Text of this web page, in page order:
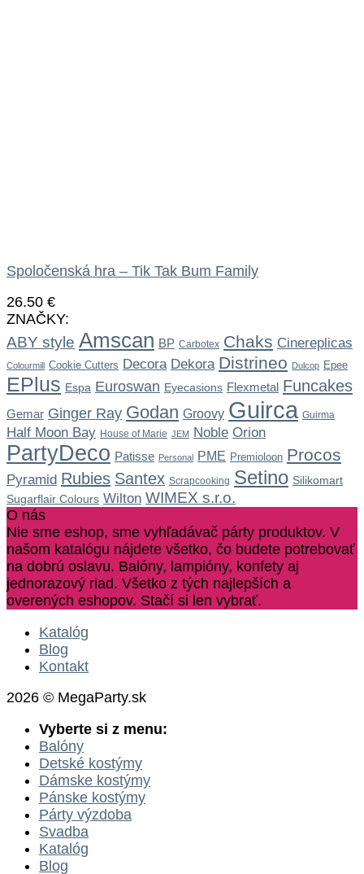
Spoločenská hra – Tik Tak Bum Family
26.50 €
ZNAČKY:
ABY style Amscan BP Carbotex Chaks Cinereplicas
Colourmill Cookie Cutters Decora Dekora Distrineo Dulcop Epee
EPlus Espa Euroswan Eyecasions Flexmetal Funcakes
Gemar Ginger Ray Godan Groovy Guirca Guirma
Half Moon Bay House of Marie JEM Noble Orion
PartyDeco Patisse Personal PME Premioloon Procos
Pyramid Rubies Santex Scrapcooking Setino Silikomart
Sugarflair Colours Wilton WIMEX s.r.o.
O nás
Nie sme eshop, sme vyhľadávač párty produktov. V
našom katalógu nájdete všetko, čo budete potrebovať
na dobrú oslavu. Balóny, lampióny, konfety aj
jednorazový riad. Všetko z tých najlepších a
overených eshopov. Stačí si len vybrať.
Katalóg
Blog
Kontakt
2026 © MegaParty.sk
Vyberte si z menu:
Balóny
Detské kostýmy
Dámske kostýmy
Pánske kostýmy
Párty výzdoba
Svadba
Katalóg
Blog